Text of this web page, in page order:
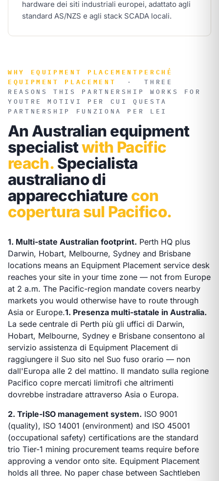
hardware dei siti industriali europei, adattato agli
standard AS/NZS e agli stack SCADA locali.
WHY EQUIPMENT PLACEMENT PERCHÉ
EQUIPMENT PLACEMENT
·THREE
REASONS THIS PARTNERSHIP WORKS FOR
YOU TRE MOTIVI PER CUI QUESTA
PARTNERSHIP FUNZIONA PER LEI
An Australian equipment
specialistwith Pacific
reach. Specialista
australiano di
apparecchiature con
copertura sul Pacifico.
1. Multi-state Australian footprint. Perth HQ plus
Darwin, Hobart, Melbourne, Sydney and Brisbane
locations means an Equipment Placement service desk
reaches your site in your time zone — not from Europe
at 2 a.m. The Pacific-region mandate covers nearby
markets you would otherwise have to route through
Asia or Europe.1. Presenza multi-statale in Australia.
La sede centrale di Perth più gli uffici di Darwin,
Hobart, Melbourne, Sydney e Brisbane consentono al
servizio assistenza di Equipment Placement di
raggiungere il Suo sito nel Suo fuso orario — non
dall'Europa alle 2 del mattino. Il mandato sulla regione
Pacifico copre mercati limitrofi che altrimenti
dovrebbe instradare attraverso Asia o Europa.
2. Triple-ISO management system. ISO 9001
(quality), ISO 14001 (environment) and ISO 45001
(occupational safety) certifications are the standard
trio Tier-1 mining procurement teams require before
approving a vendor onto site. Equipment Placement
holds all three. No paper chase between Sachtleben